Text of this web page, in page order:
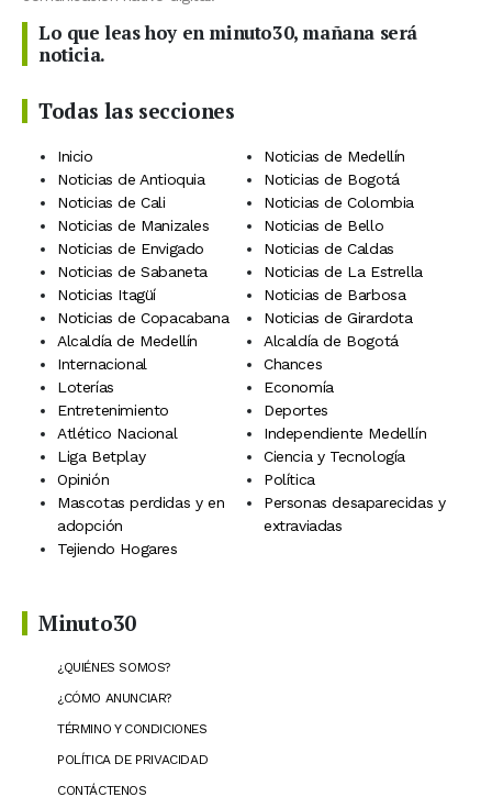
Lo que leas hoy en minuto30, mañana será
noticia.
Todas las secciones
Inicio
Noticias de Medellín
Noticias de Antioquia
Noticias de Bogotá
Noticias de Cali
Noticias de Colombia
Noticias de Manizales
Noticias de Bello
Noticias de Envigado
Noticias de Caldas
Noticias de Sabaneta
Noticias de La Estrella
Noticias Itagüí
Noticias de Barbosa
Noticias de Copacabana
Noticias de Girardota
Alcaldía de Medellín
Alcaldía de Bogotá
Internacional
Chances
Loterías
Economía
Entretenimiento
Deportes
Atlético Nacional
Independiente Medellín
Liga Betplay
Ciencia y Tecnología
Opinión
Política
Mascotas perdidas y en
adopción
Personas desaparecidas y
extraviadas
Tejiendo Hogares
Minuto30
¿QUIÉNES SOMOS?
¿CÓMO ANUNCIAR?
TÉRMINO Y CONDICIONES
POLÍTICA DE PRIVACIDAD
CONTÁCTENOS